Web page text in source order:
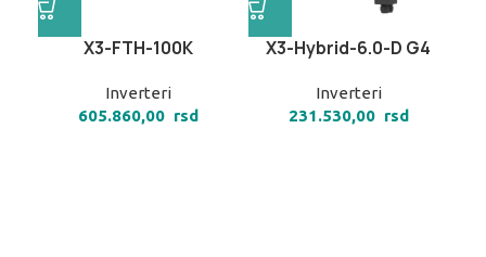
X3-FTH-100K
Inverteri
605.860,00 rsd
X3-Hybrid-6.0-D G4
Inverteri
231.530,00 rsd